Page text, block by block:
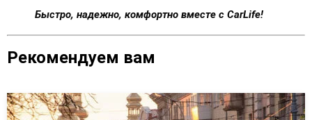
Быстро, надежно, комфортно вместе с CarLife!
Рекомендуем вам